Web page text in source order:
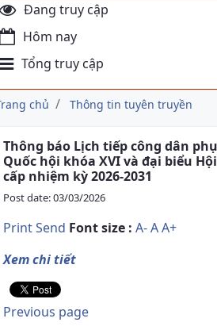
Đang truy cập
Hôm nay
Tổng truy cập
chủ Thông tin tuyên truyền
Thông báo Lịch tiếp công dân
Quốc hội khóa XVI và đại biểu
cấp nhiệm kỳ 2026-2031
Post date: 03/03/2026
PrintSend Font size : A-AA+
Xem chi tiết
Previous page